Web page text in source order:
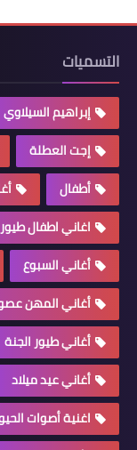
التسميات
إبراهيم السيلاوي
إجت العطلة
أطفال
اغاني اطفال
أغاني السبوع
أغاني المهن
أغاني طيور الجنة
أغاني عيد ميلاد
اغنية أصوات